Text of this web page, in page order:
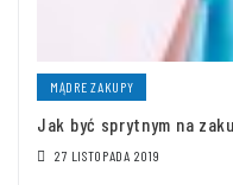
MĄDRE ZAKUPY
Jak być sprytnym na
27 LISTOPADA 2019